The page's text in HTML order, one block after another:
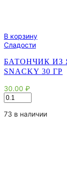
В корзину
Сладости
БАТОНЧИК ИЗ
SNACKY 30 ГР
30.00 ₽
Количество
товара
Батончик
73 в наличии